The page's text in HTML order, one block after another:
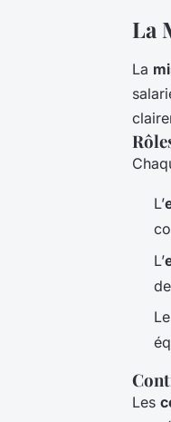
La
La
L’
L’
Le
Les